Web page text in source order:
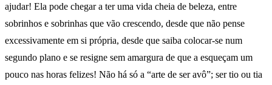
ajudar! Ela pode chegar a ter uma vida cheia de beleza, entre
sobrinhos e sobrinhas que vão crescendo, desde que não pense
excessivamente em si própria, desde que saiba colocar-se num
segundo plano e se resigne sem amargura de que a esqueçam um
pouco nas horas felizes! Não há só a “arte de ser avô”; ser tio ou tia